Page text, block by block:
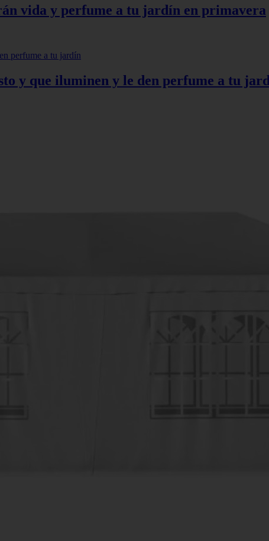
vida y perfume a tu jardín en primavera
y que iluminen y le den perfume a tu